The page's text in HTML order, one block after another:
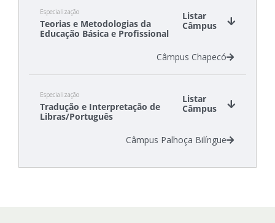
Especialização
Teorias e Metodologias da
Educação Básica e Profissional
Listar
Câmpus
Câmpus Chapecó
Especialização
Tradução e Interpretação de
Libras/Português
Listar
Câmpus
Câmpus Palhoça Bilíngue